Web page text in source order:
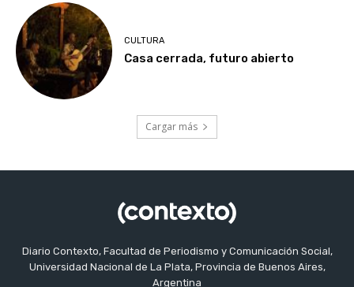
CULTURA
Casa cerrada, futuro abierto
Cargar más
Diario Contexto, Facultad de Periodismo y Comunicación Social,
Universidad Nacional de La Plata, Provincia de Buenos Aires,
Argentina